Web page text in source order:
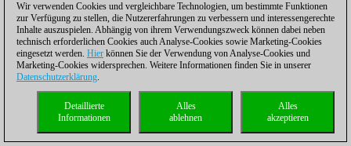
Wir verwenden Cookies und vergleichbare Technologien, um bestimmte Funktionen
zur Verfügung zu stellen, die Nutzererfahrungen zu verbessern und interessengerechte
Inhalte auszuspielen. Abhängig von ihrem Verwendungszweck können dabei neben
technisch erforderlichen Cookies auch Analyse-Cookies sowie Marketing-Cookies
eingesetzt werden. Hier können Sie der Verwendung von Analyse-Cookies und
Marketing-Cookies widersprechen. Weitere Informationen finden Sie in unserer
Datenschutzerklärung.
Alles
akzeptieren
Alles
ablehnen
Detaillierte
Informationen